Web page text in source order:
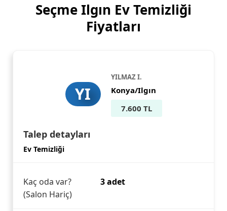
Seçme Ilgın Ev Temizliği
Fiyatları
YI
YILMAZ I.
Konya/Ilgın
7.600 TL
Talep detayları
Ev Temizliği
Kaç oda var?
(Salon Hariç)
3 adet